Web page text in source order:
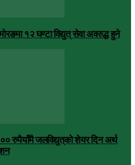
१२ घण्टा विद्युत् सेवा अवरुद्ध हुने
रुपैयाँमै जलविद्युत्‌को शेयर दिन अर्थ